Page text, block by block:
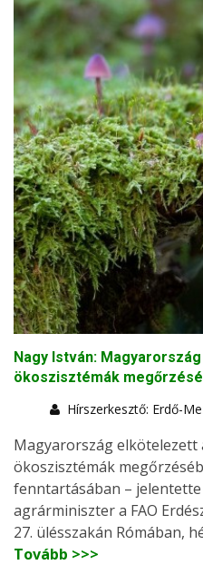
Nagy István:
ökoszisztémák
Hírszerkesztő: Erdő-
Magyarország elkötelezett
ökoszisztémák
fenntartásában –
agrárminiszter a FAO
27. ülésszakán Rómában,
Tovább >>>